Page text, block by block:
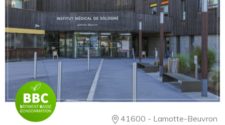
41600 - Lamotte-Beuvron